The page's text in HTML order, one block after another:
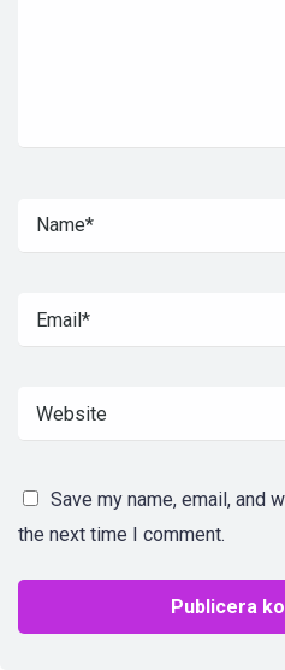
Save my name, email, and
the next time I comment.